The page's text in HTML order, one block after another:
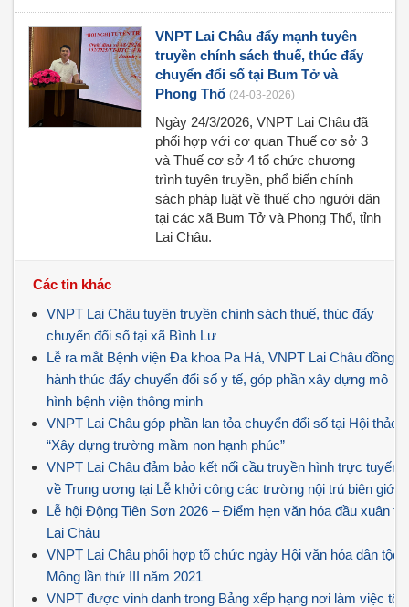
VNPT Lai Châu đẩy mạnh tuyên
truyền chính sách thuế, thúc đẩy
chuyển đổi số tại Bum Tở và
Phong Thổ (24-03-2026)
Ngày 24/3/2026, VNPT Lai Châu đã
phối hợp với cơ quan Thuế cơ sở 3
và Thuế cơ sở 4 tổ chức chương
trình tuyên truyền, phổ biến chính
sách pháp luật về thuế cho người dân
tại các xã Bum Tở và Phong Thổ, tỉnh
Lai Châu.
Các tin khác
VNPT Lai Châu tuyên truyền chính sách thuế, thúc đẩy
chuyển đổi số tại xã Bình Lư
Lễ ra mắt Bệnh viện Đa khoa Pa Há, VNPT Lai Châu đồng
hành thúc đẩy chuyển đổi số y tế, góp phần xây dựng mô
hình bệnh viện thông minh
VNPT Lai Châu góp phần lan tỏa chuyển đổi số tại Hội thảo
“Xây dựng trường mầm non hạnh phúc”
VNPT Lai Châu đảm bảo kết nối cầu truyền hình trực tuyến
về Trung ương tại Lễ khởi công các trường nội trú biên giới.
Lễ hội Động Tiên Sơn 2026 – Điểm hẹn văn hóa đầu xuân tại
Lai Châu
VNPT Lai Châu phối hợp tổ chức ngày Hội văn hóa dân tộc
Mông lần thứ III năm 2021
VNPT được vinh danh trong Bảng xếp hạng nơi làm việc tốt